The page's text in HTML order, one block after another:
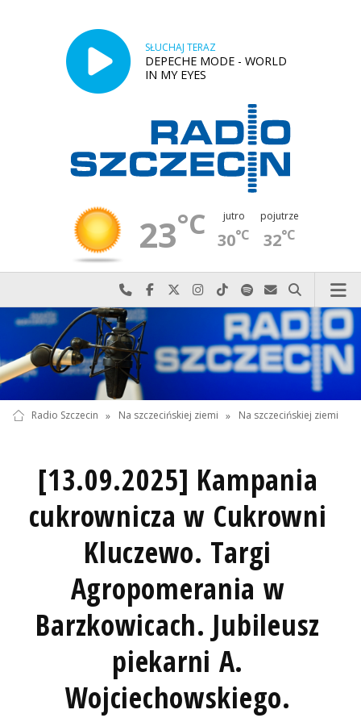
SŁUCHAJ TERAZ
DEPECHE MODE - WORLD
IN MY EYES
23°C jutro
30°C
pojutrze
32°C
Najlepiej po prostu do nas zadzwoń
Odwiedź nas na Facebook-u
Odwiedź nas na X
Odwiedź nas na Instagram-ie
Odwiedź nas na TikTok-u
Szukaj nas na Spotify
Wyślij do nas
Szukaj
Radio Szczecin » Na szczecińskiej ziemi » Na szczecińskiej ziemi
[13.09.2025] Kampania
cukrownicza w Cukrowni
Kluczewo. Targi
Agropomerania w
Barzkowicach. Jubileusz
piekarni A.
Wojciechowskiego.